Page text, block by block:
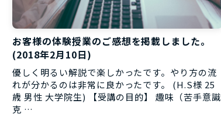
お客様の体験授業のご感想を掲載しました。
(2018年2月10日)
優しく明るい解説で楽しかったです。やり方の流
れが分かるのは非常に良かったです。 (H.S様 25
歳 男性 大学院生) 【受講の目的】 趣味（苦手意識
克 …